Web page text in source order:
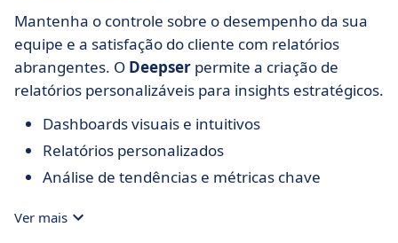
Mantenha o controle sobre o desempenho da sua
equipe e a satisfação do cliente com relatórios
abrangentes. O Deepser permite a criação de
relatórios personalizáveis para insights estratégicos.
Dashboards visuais e intuitivos
Relatórios personalizados
Análise de tendências e métricas chave
Ver mais